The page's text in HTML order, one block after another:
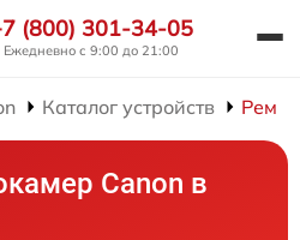
(800) 301-34-05
Ежедневно с 9:00 до 21:00
Каталог устройств
Canon в